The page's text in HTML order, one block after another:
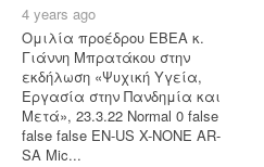
4 years ago
Ομιλία προέδρου ΕΒΕΑ κ.
Γιάννη Μπρατάκου στην
εκδήλωση «Ψυχική Υγεία,
Εργασία στην Πανδημία και
Μετά», 23.3.22 Normal 0 false
false false EN-US X-NONE AR-
SA Mic...